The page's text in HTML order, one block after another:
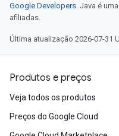
Google Developers . Java é
afiliadas.
Última atualização 2026-07-31
Produtos e preços
Veja todos os produtos
Preços do Google Cloud